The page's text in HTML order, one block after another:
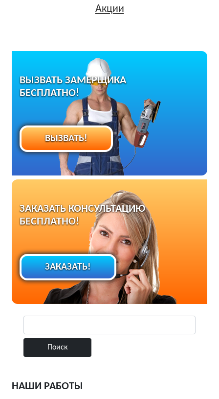
Акции
ВЫЗВАТЬ ЗАМЕРЩИКА
БЕСПЛАТНО!
ВЫЗВАТЬ!
ЗАКАЗАТЬ КОНСУЛЬТАЦИЮ
БЕСПЛАТНО!
ЗАКАЗАТЬ!
НАШИ РАБОТЫ